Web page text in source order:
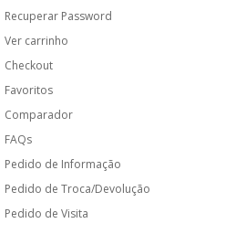
Recuperar Password
Ver carrinho
Checkout
Favoritos
Comparador
FAQs
Pedido de Informação
Pedido de Troca/Devolução
Pedido de Visita